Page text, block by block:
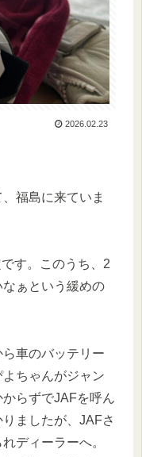
2026.02.23
福島に来ていま
す。このうち、2
ぁという緩めの
車のバッテリー
ちゃんがジャン
らずでJAFを呼ん
ましたが、JAFさ
ディーラーへ。